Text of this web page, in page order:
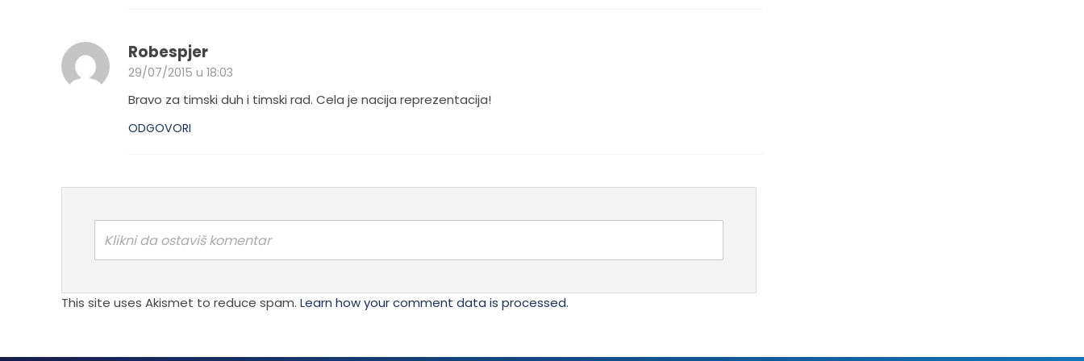
Robespjer
29/07/2015 u 18:03
Bravo za timski duh i timski rad. Cela je nacija reprezentacija!
ODGOVORI
Klikni da ostaviš komentar
This site uses Akismet to reduce spam. Learn how your comment data is processed.